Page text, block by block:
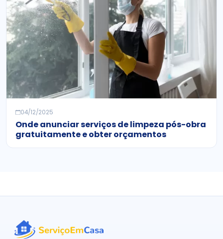
04/12/2025
Onde anunciar serviços de limpeza pós-obra
gratuitamente e obter orçamentos